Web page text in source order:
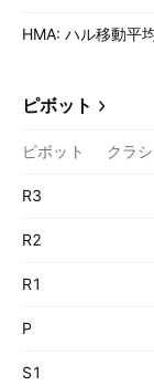
HMA: ハル移動平
ピボット
ピボット クラ
R3
R2
R1
P
S1